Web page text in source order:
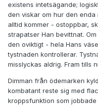
existens intetsägande;
den viskar om hur den
alltid kommer - ostoppbar,
strapatser Han bevittnat.
den oviktigt - hela Hans
tystnaden kontrollerar.
misslyckas aldrig. Fram tills
Dimman från ödemarken
kombatant reste sig med
kroppsfunktion som